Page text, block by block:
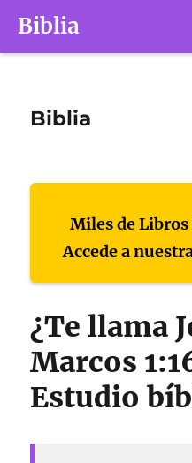
Biblia
Biblia
Miles de
Accede a
¿Te llama
Marcos
Estudio